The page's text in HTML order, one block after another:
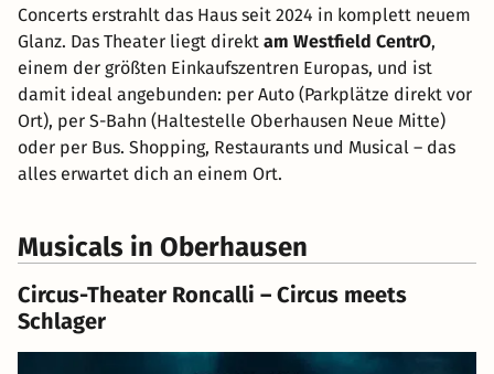
Concerts erstrahlt das Haus seit 2024 in komplett neuem
Glanz. Das Theater liegt direkt am Westfield CentrO,
einem der größten Einkaufszentren Europas, und ist
damit ideal angebunden: per Auto (Parkplätze direkt vor
Ort), per S-Bahn (Haltestelle Oberhausen Neue Mitte)
oder per Bus. Shopping, Restaurants und Musical – das
alles erwartet dich an einem Ort.
Musicals in Oberhausen
Circus-Theater Roncalli – Circus meets
Schlager